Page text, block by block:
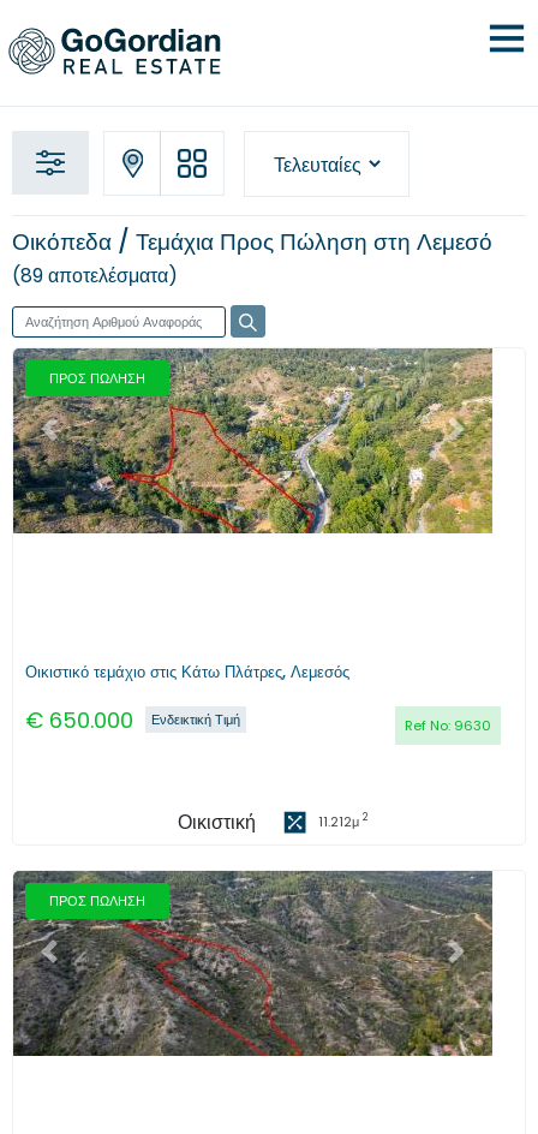
Οικόπεδα / Τεμάχια Προς Πώληση στη Λεμεσό
89 αποτελέσματα
ΠΡΟΣ ΠΩΛΗΣΗ
Προηγούμενο Επόμενο
Οικιστικό τεμάχιο στις Κάτω Πλάτρες, Λεμεσός
€ 650.000 Ref No: 9630
Ενδεικτική Τιμή
Οικιστική 11.212μ 2
ΠΡΟΣ ΠΩΛΗΣΗ
Προηγούμενο Επόμενο